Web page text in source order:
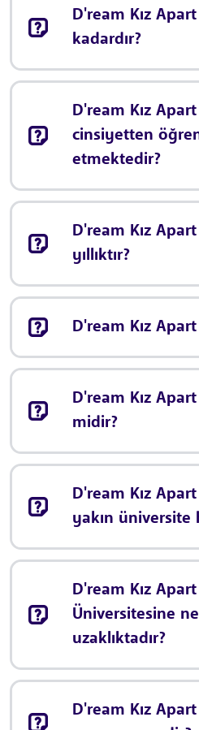
D'ream Kız
kadardır?
D'ream Kız
cinsiyetten
etmektedir?
D'ream Kız
yıllıktır?
D'ream Kız Apart
D'ream Kız
midir?
D'ream Kız
yakın üniversite
D'ream Kız
Üniversitesine
uzaklıktadır?
D'ream Kız